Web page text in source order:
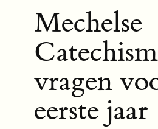
Mechelse
vragen
eerste jaar